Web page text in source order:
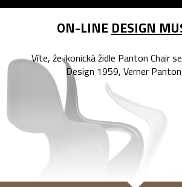
ON-LINE DESIGN
Víte, že ikonická židle Panton Chair
Design 1959, Verner